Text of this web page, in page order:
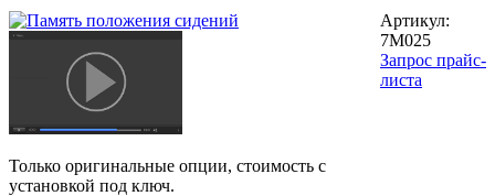
Только оригинальные опции, стоимость с
установкой под ключ.
Артикул:
7M025
Запрос прайс-
листа